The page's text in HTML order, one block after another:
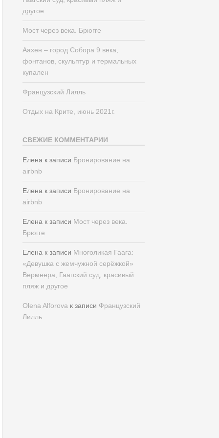
другое
Мост через века. Брюгге
Аахен – город Собора 9 века,
фонтанов, скульптур и термальных
купален
Французский Лилль
Отдых на Крите, июнь 2021г.
СВЕЖИЕ КОММЕНТАРИИ
Елена к записи Бронирование на
airbnb
Елена к записи Бронирование на
airbnb
Елена к записи Мост через века.
Брюгге
Елена к записи Многоликая Гаага:
«Девушка с жемчужной серёжкой»
Вермеера, Гаагский суд, красивый
пляж и другое
Olena Alforova к записи Французский
Лилль